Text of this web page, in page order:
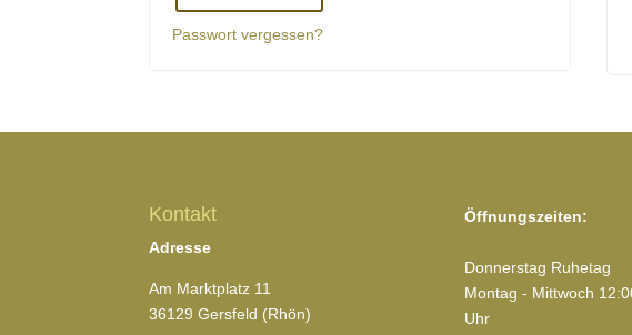
Passwort vergessen?
Kontakt
Adresse
Am Marktplatz 11
36129 Gersfeld (Rhön)
Öffnungszeiten:
Donnerstag Ruhetag
Montag - Mittwoch
Uhr